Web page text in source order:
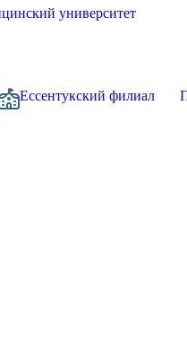
университет
Ессентукский филиал